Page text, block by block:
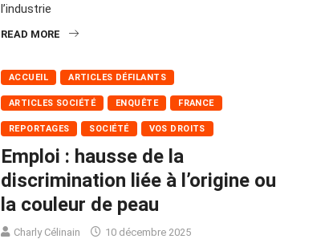
l’industrie
READ MORE
ACCUEIL ARTICLES DÉFILANTS
ARTICLES SOCIÉTÉ ENQUÊTE FRANCE
REPORTAGES SOCIÉTÉ VOS DROITS
Emploi : hausse de la
discrimination liée à l’origine ou
la couleur de peau
Charly Célinain 10 décembre 2025